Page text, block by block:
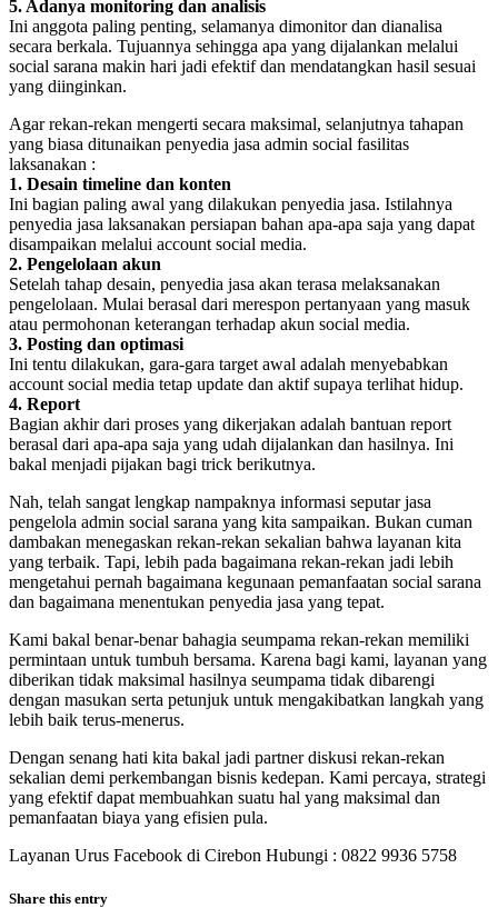
5. Adanya monitoring dan analisis
Ini anggota paling penting, selamanya dimonitor dan dianalisa
secara berkala. Tujuannya sehingga apa yang dijalankan melalui
social sarana makin hari jadi efektif dan mendatangkan hasil sesuai
yang diinginkan.
Agar rekan-rekan mengerti secara maksimal, selanjutnya tahapan
yang biasa ditunaikan penyedia jasa admin social fasilitas
laksanakan :
1. Desain timeline dan konten
Ini bagian paling awal yang dilakukan penyedia jasa. Istilahnya
penyedia jasa laksanakan persiapan bahan apa-apa saja yang dapat
disampaikan melalui account social media.
2. Pengelolaan akun
Setelah tahap desain, penyedia jasa akan terasa melaksanakan
pengelolaan. Mulai berasal dari merespon pertanyaan yang masuk
atau permohonan keterangan terhadap akun social media.
3. Posting dan optimasi
Ini tentu dilakukan, gara-gara target awal adalah menyebabkan
account social media tetap update dan aktif supaya terlihat hidup.
4. Report
Bagian akhir dari proses yang dikerjakan adalah bantuan report
berasal dari apa-apa saja yang udah dijalankan dan hasilnya. Ini
bakal menjadi pijakan bagi trick berikutnya.
Nah, telah sangat lengkap nampaknya informasi seputar jasa
pengelola admin social sarana yang kita sampaikan. Bukan cuman
dambakan menegaskan rekan-rekan sekalian bahwa layanan kita
yang terbaik. Tapi, lebih pada bagaimana rekan-rekan jadi lebih
mengetahui pernah bagaimana kegunaan pemanfaatan social sarana
dan bagaimana menentukan penyedia jasa yang tepat.
Kami bakal benar-benar bahagia seumpama rekan-rekan memiliki
permintaan untuk tumbuh bersama. Karena bagi kami, layanan yang
diberikan tidak maksimal hasilnya seumpama tidak dibarengi
dengan masukan serta petunjuk untuk mengakibatkan langkah yang
lebih baik terus-menerus.
Dengan senang hati kita bakal jadi partner diskusi rekan-rekan
sekalian demi perkembangan bisnis kedepan. Kami percaya, strategi
yang efektif dapat membuahkan suatu hal yang maksimal dan
pemanfaatan biaya yang efisien pula.
Layanan Urus Facebook di Cirebon Hubungi : 0822 9936 5758
Share this entry